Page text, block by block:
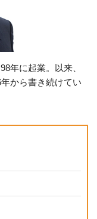
年に起業。以来、
から書き続けてい